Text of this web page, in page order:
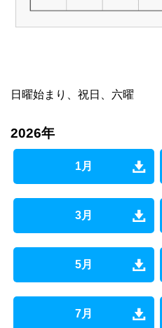
日曜始まり、祝日、六曜
2026年
1月
3月
5月
7月